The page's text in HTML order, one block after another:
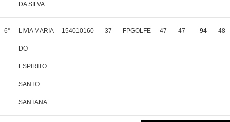
DA SILVA
6° LIVIA MARIA
DO
ESPIRITO
SANTO
SANTANA
154010160 37 FPGOLFE 47 47 94 48